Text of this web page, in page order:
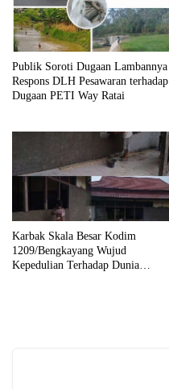
Publik Soroti Dugaan Lambannya
Respons DLH Pesawaran terhadap
Dugaan PETI Way Ratai
Karbak Skala Besar Kodim
1209/Bengkayang Wujud
Kepedulian Terhadap Dunia